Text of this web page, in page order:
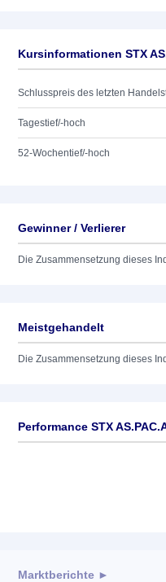
Kursinformationen STX
Schlusspreis des letzten
Tagestief/-hoch
52-Wochentief/-hoch
Gewinner / Verlierer
Die Zusammensetzung dieses
Meistgehandelt
Die Zusammensetzung dieses
Performance STX
Marktberichte ►